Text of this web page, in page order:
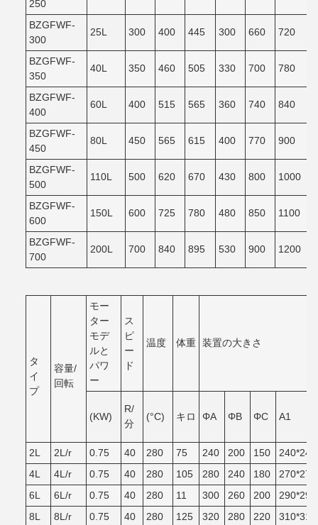
250
BZGFWF-
300
25L 300 400 445 300 660 720
BZGFWF-
350
40L 350 460 505 330 700 780
BZGFWF-
400
60L 400 515 565 360 740 840
BZGFWF-
450
80L 450 565 615 400 770 900
BZGFWF-
500
110L 500 620 670 430 800 1000
BZGFWF-
600
150L 600 725 780 480 850 1100
BZGFWF-
700
200L 700 840 895 530 900 1200
タ
イ
プ
容量/
回転
モー
ター
モデ
ルと
パワ
ー
ス
ピ
ー
ド
温度 体重 装置の大きさ
(KW)
R/
分
(°C) キロ ΦA ΦB ΦC A1
2L 2L/r 0.75 40 280 75 240 200 150
240*240
4L
4L/r 0.75 40 280 105 280 240 180
270*270
6L
6L/r 0.75 40 280 11 300 260 200
290*290
8L
8L/r 0.75 40 280 125 320 280 220
310*310